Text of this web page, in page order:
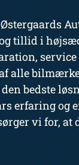
tillid i
service
alle
bedste
erfaring og
vi for, at